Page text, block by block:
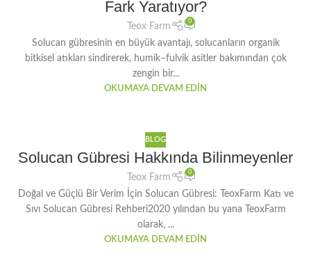
Fark Yaratıyor?
Teox Farm
0
Solucan gübresinin en büyük avantajı, solucanların organik
bitkisel atıkları sindirerek, humik–fulvik asitler bakımından çok
zengin bir...
OKUMAYA DEVAM EDIN
BLOG
Solucan Gübresi Hakkında Bilinmeyenler
Teox Farm
0
Doğal ve Güçlü Bir Verim İçin Solucan Gübresi: TeoxFarm Katı ve
Sıvı Solucan Gübresi Rehberi2020 yılından bu yana TeoxFarm
olarak, ...
OKUMAYA DEVAM EDIN